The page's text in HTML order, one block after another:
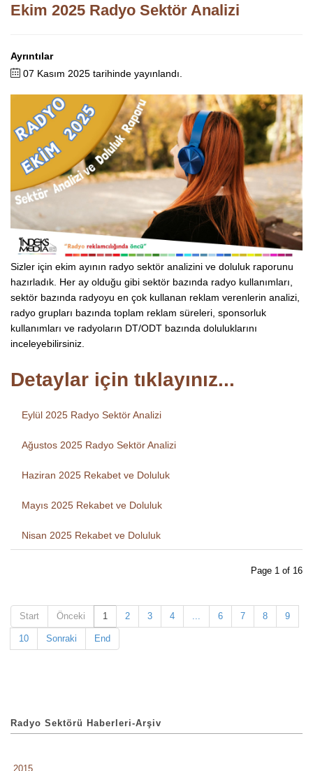
Ekim 2025 Radyo Sektör Analizi
Ayrıntılar
07 Kasım 2025 tarihinde yayınlandı.
Sizler için ekim ayının radyo sektör analizini ve doluluk raporunu
hazırladık. Her ay olduğu gibi sektör bazında radyo kullanımları,
sektör bazında radyoyu en çok kullanan reklam verenlerin analizi,
radyo grupları bazında toplam reklam süreleri, sponsorluk
kullanımları ve radyoların DT/ODT bazında doluluklarını
inceleyebilirsiniz.
Detaylar için tıklayınız...
Eylül 2025 Radyo Sektör Analizi
Ağustos 2025 Radyo Sektör Analizi
Haziran 2025 Rekabet ve Doluluk
Mayıs 2025 Rekabet ve Doluluk
Nisan 2025 Rekabet ve Doluluk
Page 1 of 16
Start Önceki 1 2 3 4 ... 6 7 8 9
10 Sonraki End
Radyo Sektörü Haberleri-Arşiv
2015